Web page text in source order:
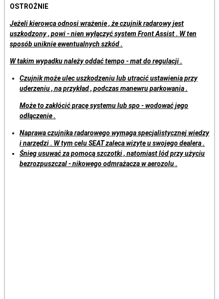
OSTROŻNIE
Jeżeli kierowca odnosi wrażenie , że czujnik radarowy jest
uszkodzony , powi - nien wyłączyć system Front Assist . W ten
sposób uniknie ewentualnych szkód .
W takim wypadku należy oddać tempo - mat do regulacji .
Czujnik może ulec uszkodzeniu lub utracić ustawienia przy
uderzeniu , na przykład , podczas manewru parkowania .
Może to zakłócić pracę systemu lub spo - wodować jego
odłączenie .
Naprawa czujnika radarowego wymaga specjalistycznej wiedzy
i narzędzi . W tym celu SEAT zaleca wizytę u swojego dealera .
Śnieg usuwać za pomocą szczotki , natomiast lód przy użyciu
bezrozpuszczal - nikowego odmrażacza w aerozolu .